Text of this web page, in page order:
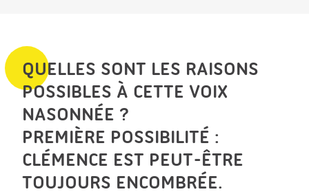
QUELLES SONT LES RAISONS
POSSIBLES À CETTE VOIX
NASONNÉE ?
PREMIÈRE POSSIBILITÉ :
CLÉMENCE EST PEUT-ÊTRE
TOUJOURS ENCOMBRÉE.